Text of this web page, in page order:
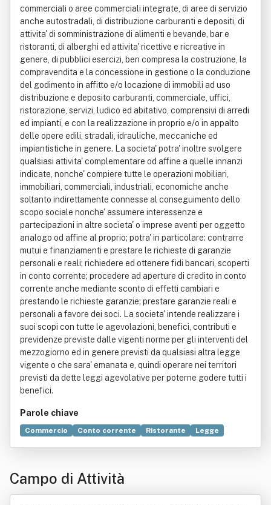
commerciali o aree commerciali integrate, di aree di servizio
anche autostradali, di distribuzione carburanti e depositi, di
attivita' di somministrazione di alimenti e bevande, bar e
ristoranti, di alberghi ed attivita' ricettive e ricreative in
genere, di pubblici esercizi, ben compresa la costruzione, la
compravendita e la concessione in gestione o la conduzione
del godimento in affitto e/o locazione di immobili ad uso
distribuzione e deposito carburanti, commerciale, uffici,
ristorazione, servizi, ludico ed abitativo, comprensivi di arredi
ed impianti, e con la realizzazione in proprio e/o in appalto
delle opere edili, stradali, idrauliche, meccaniche ed
impiantistiche in genere. La societa' potra' inoltre svolgere
qualsiasi attivita' complementare od affine a quelle innanzi
indicate, nonche' compiere tutte le operazioni mobiliari,
immobiliari, commerciali, industriali, economiche anche
soltanto indirettamente connesse al conseguimento dello
scopo sociale nonche' assumere interessenze e
partecipazioni in altre societa' o imprese aventi per oggetto
analogo od affine al proprio; potra' in particolare: contrarre
mutui e finanziamenti e prestare le richieste di garanzie
personali e reali; richiedere ed ottenere fidi bancari, scoperti
in conto corrente; procedere ad aperture di credito in conto
corrente anche mediante sconto di effetti cambiari e
prestando le richieste garanzie; prestare garanzie reali e
personali a favore dei soci. La societa' intende realizzare i
suoi scopi con tutte le agevolazioni, benefici, contributi e
previdenze previste dalle vigenti norme per gli interventi del
mezzogiorno ed in genere previsti da qualsiasi altra legge
vigente o che sara' emanata e, quindi operare nei territori
previsti da dette leggi agevolative per poterne godere tutti i
benefici.
Parole chiave
Commercio Conto corrente Ristorante
Legge
Prodotto (economia)
Strada
Campo di Attività